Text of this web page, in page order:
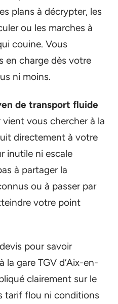
plans à décrypter, les
ou les marches à
couine. Vous
en charge dès votre
ni moins.
de transport fluide
vous chercher à la
directement à votre
inutile ni escale
à partager la
ou à passer par
votre point
pour savoir
gare TGV d’Aix-en-
clairement sur le
tarif flou ni conditions